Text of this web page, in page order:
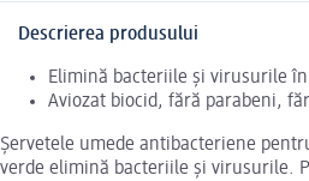
Descrierea produsului
Elimină bacteriile și virusurile
Aviozat biocid, fără parabeni,
Șervetele umede antibacteriene
verde elimină bacteriile și virusurile.